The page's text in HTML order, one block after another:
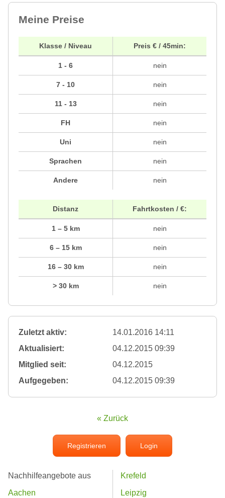
Meine Preise
Klasse / Niveau
1 - 6
7 - 10
11 - 13
FH
Uni
Sprachen
Andere
Preis € / 45min:
nein
nein
nein
nein
nein
nein
nein
Distanz
1 – 5 km
6 – 15 km
16 – 30 km
> 30 km
Fahrtkosten / €:
nein
nein
nein
nein
Zuletzt aktiv:
14.01.2016 14:11
Aktualisiert:
04.12.2015 09:39
Mitglied seit:
04.12.2015
Aufgegeben:
04.12.2015 09:39
« Zurück
Registrieren Login
Nachhilfeangebote aus
Aachen
Krefeld
Leipzig